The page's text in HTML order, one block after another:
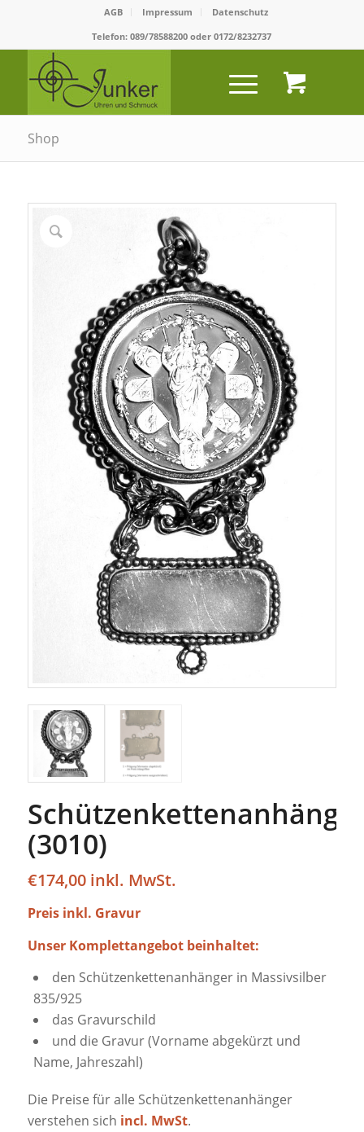
AGB Impressum
Datenschutz
Telefon:089/78588200 oder0172/8232737
Shop
(3010)
€174,00
Preis inkl. Gravur
Unser Komplettangebot beinhaltet:
den Schützenkettenanhänger in Massivsilber
835/925
das Gravurschild
und die Gravur (Vorname abgekürzt und
Name, Jahreszahl)
Die Preise für alle Schützenkettenanhänger
verstehen sich incl. MwSt.